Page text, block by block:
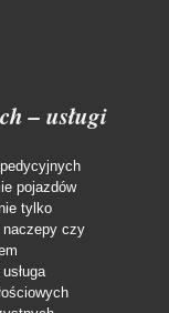
– usługi
pojazdów
tylko
naczepy czy